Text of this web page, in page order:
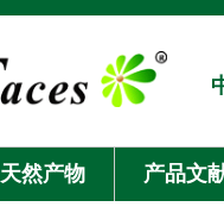
天然产物 产品文